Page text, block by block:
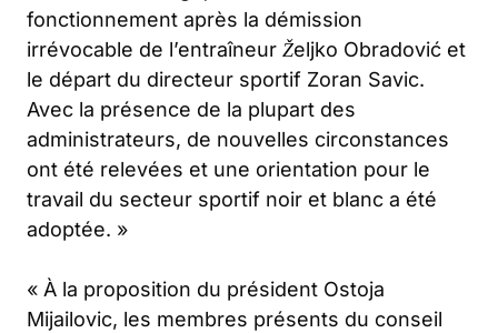
fonctionnement après la démission
irrévocable de l’entraîneur Željko Obradović et
le départ du directeur sportif Zoran Savic.
Avec la présence de la plupart des
administrateurs, de nouvelles circonstances
ont été relevées et une orientation pour le
travail du secteur sportif noir et blanc a été
adoptée. »
« À la proposition du président Ostoja
Mijailovic, les membres présents du conseil